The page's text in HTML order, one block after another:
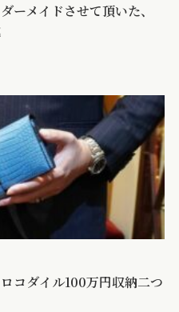
ーメイドさせて頂いた、
コダイル100万円収納二つ